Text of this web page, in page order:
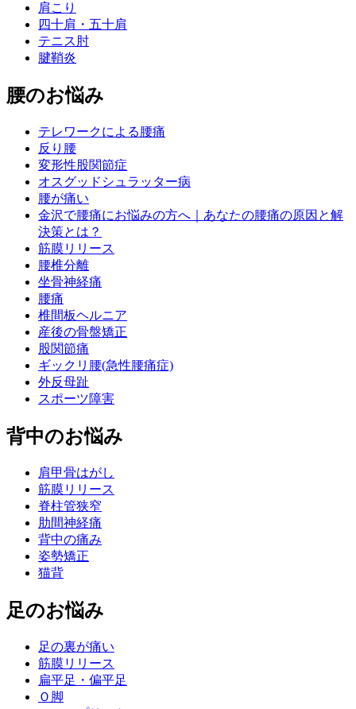
肩こり
四十肩・五十肩
テニス肘
腱鞘炎
腰のお悩み
テレワークによる腰痛
反り腰
変形性股関節症
オスグッドシュラッター病
腰が痛い
金沢で腰痛にお悩みの方へ｜あなたの腰痛の原因と解
決策とは？
筋膜リリース
腰椎分離
坐骨神経痛
腰痛
椎間板ヘルニア
産後の骨盤矯正
股関節痛
ギックリ腰(急性腰痛症)
外反母趾
スポーツ障害
背中のお悩み
肩甲骨はがし
筋膜リリース
脊柱管狭窄
肋間神経痛
背中の痛み
姿勢矯正
猫背
足のお悩み
足の裏が痛い
筋膜リリース
扁平足・偏平足
Ｏ脚